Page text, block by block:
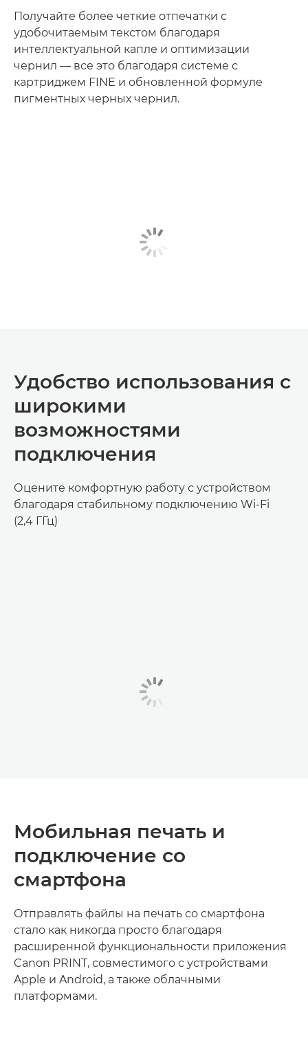
Получайте более четкие отпечатки с
удобочитаемым текстом благодаря
интеллектуальной капле и оптимизации
чернил — все это благодаря системе с
картриджем FINE и обновленной формуле
пигментных черных чернил.
Удобство использования с
широкими
возможностями
подключения
Оцените комфортную работу с устройством
благодаря стабильному подключению Wi-Fi
(2,4 ГГц)
Мобильная печать и
подключение со
смартфона
Отправлять файлы на печать со смартфона
стало как никогда просто благодаря
расширенной функциональности приложения
Canon PRINT, совместимого с устройствами
Apple и Android, а также облачными
платформами.